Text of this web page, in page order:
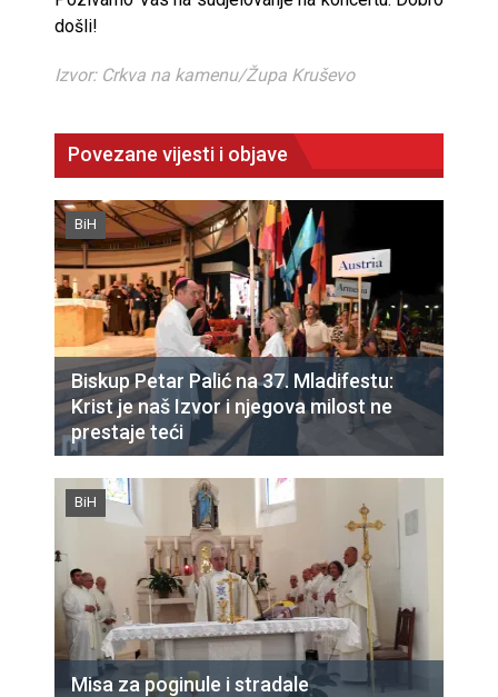
došli!
Izvor: Crkva na kamenu/Župa Kruševo
Povezane vijesti i objave
BiH
Biskup Petar Palić na 37. Mladifestu:
Krist je naš Izvor i njegova milost ne
prestaje teći
BiH
Misa za poginule i stradale